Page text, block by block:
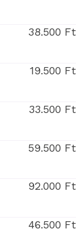
38.500 Ft
19.500 Ft
33.500 Ft
59.500 Ft
92.000 Ft
46.500 Ft